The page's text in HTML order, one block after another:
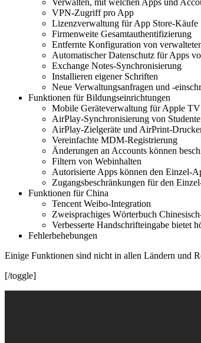
Verwalten, mit welchen Apps und
VPN-Zugriff pro App
Lizenzverwaltung für App Store-Käufe
Firmenweite Gesamtauthentifizierung
Entfernte Konfiguration von
Automatischer Datenschutz für Apps
Exchange Notes-Synchronisierung
Installieren eigener Schriften
Neue Verwaltungsanfragen und -
Funktionen für Bildungseinrichtungen
Mobile Geräteverwaltung für Apple TV
AirPlay-Synchronisierung von
AirPlay-Zielgeräte und AirPrint-
Vereinfachte MDM-Registrierung
Änderungen an Accounts können
Filtern von Webinhalten
Autorisierte Apps können den Einzel-
Zugangsbeschränkungen für den
Funktionen für China
Tencent Weibo-Integration
Zweisprachiges Wörterbuch
Verbesserte Handschrifteingabe bietet
Fehlerbehebungen
Einige Funktionen sind nicht in allen Ländern und
[/toggle]